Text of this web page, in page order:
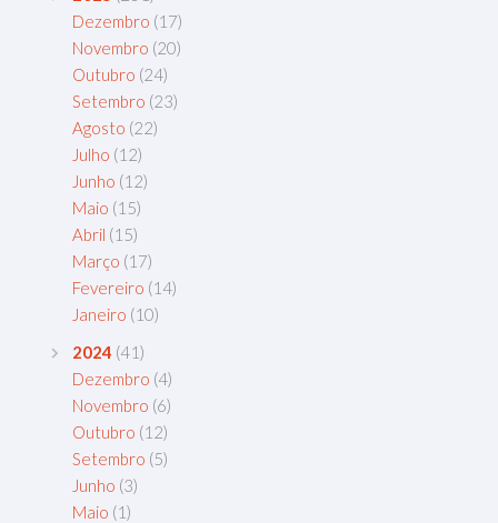
Dezembro (17)
Novembro (20)
Outubro (24)
Setembro (23)
Agosto (22)
Julho (12)
Junho (12)
Maio (15)
Abril (15)
Março (17)
Fevereiro (14)
Janeiro (10)
2024 (41)
Dezembro (4)
Novembro (6)
Outubro (12)
Setembro (5)
Junho (3)
Maio (1)